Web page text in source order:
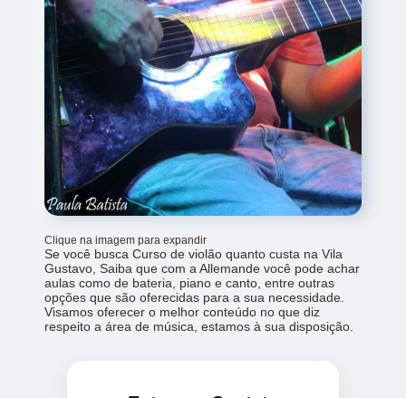
Clique na imagem para expandir
Se você busca Curso de violão quanto custa na Vila
Gustavo, Saiba que com a Allemande você pode achar
aulas como de bateria, piano e canto, entre outras
opções que são oferecidas para a sua necessidade.
Visamos oferecer o melhor conteúdo no que diz
respeito a área de música, estamos à sua disposição.